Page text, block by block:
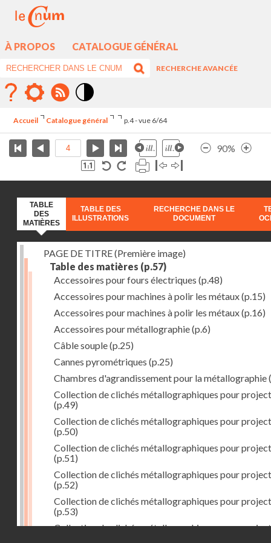
À PROPOS CATALOGUE GÉNÉRAL
RECHERCHE AVANCÉE
élévé
Accueil Catalogue général p.4 - vue 6/64
90%
TABLE
DES
MATIÈRES
TABLE DES
ILLUSTRATIONS
RECHERCHE DANS LE
DOCUMENT
PAGE DE TITRE (Première image)
Table des matières (p.57)
Accessoires pour fours électriques (p.48)
Accessoires pour machines à polir les métaux(p.15)
Accessoires pour machines à polir les métaux(p.16)
Accessoires pour métallographie(p.6)
Câble souple(p.25)
Cannes pyrométriques (p.25)
Chambres d'agrandissement pour la métallographie
Collection de clichés métallographiques pour
(p.49)
Collection de clichés métallographiques pour
(p.50)
Collection de clichés métallographiques pour
(p.51)
Collection de clichés métallographiques pour
(p.52)
Collection de clichés métallographiques pour
(p.53)
Collection de clichés métallographiques pour